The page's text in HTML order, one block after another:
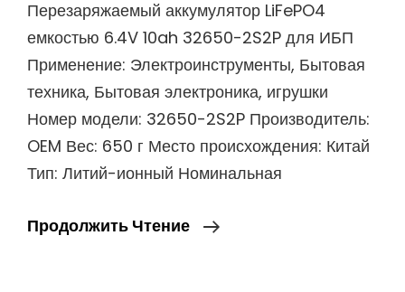
Перезаряжаемый аккумулятор LiFePO4
емкостью 6.4V 10ah 32650-2S2P для ИБП
Применение: Электроинструменты, Бытовая
техника, Бытовая электроника, игрушки
Номер модели: 32650-2S2P Производитель:
OEM Вес: 650 г Место происхождения: Китай
Тип: Литий-ионный Номинальная
Продолжить Чтение
Перезаряжаемый